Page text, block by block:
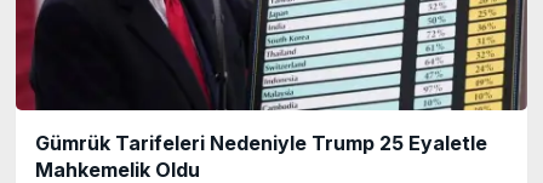
Gümrük Tarifeleri Nedeniyle Trump 25 Eyaletle
Mahkemelik Oldu